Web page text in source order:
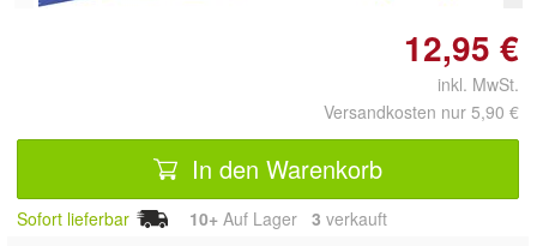
12,95 €
inkl. MwSt.
Versandkosten nur 5,90 €
In den Warenkorb
Sofort lieferbar 10+ Auf Lager 3 verkauft